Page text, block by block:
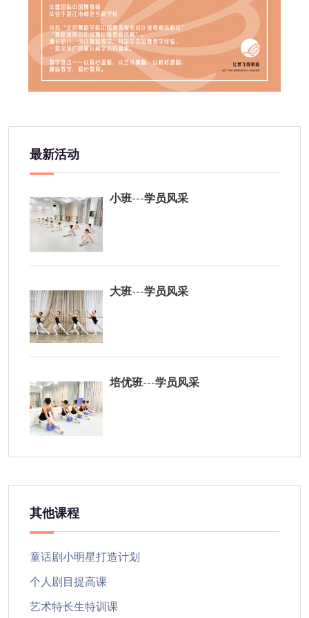
最新活动
小班---学员风采
大班---学员风采
培优班---学员风采
其他课程
童话剧小明星打造计划
个人剧目提高课
艺术特长生特训课